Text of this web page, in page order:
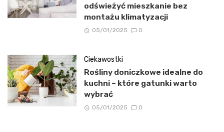
odświeżyć mieszkanie bez
montażu klimatyzacji
05/01/2025 0
Ciekawostki
Rośliny doniczkowe idealne do
kuchni – które gatunki warto
wybrać
05/01/2025 0